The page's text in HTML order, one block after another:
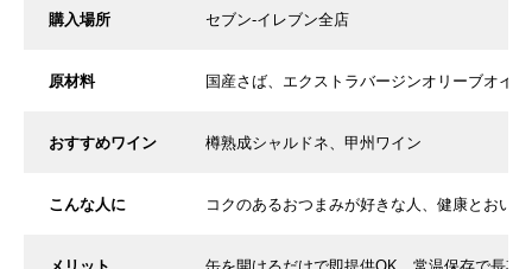
購入場所 セブン-イレブン全店
原材料 国産さば、エクストラバージンオリーブオイ
おすすめワイン 樽熟成シャルドネ、甲州ワイン
こんな人に コクのあるおつまみが好きな人、健康とおい